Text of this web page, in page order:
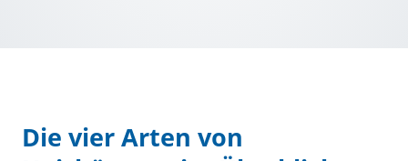
Die vier Arten von